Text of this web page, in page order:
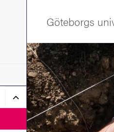
Undermeny för Studera
Göteborgs
Bild